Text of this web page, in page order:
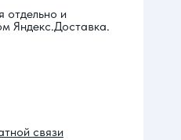
отдельно и
Яндекс.Доставка.
связи